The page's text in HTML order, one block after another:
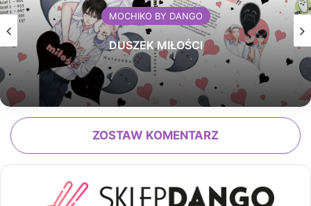
MOCHIKO BY DANGO
DUSZEK MIŁOŚCI
ZOSTAW KOMENTARZ